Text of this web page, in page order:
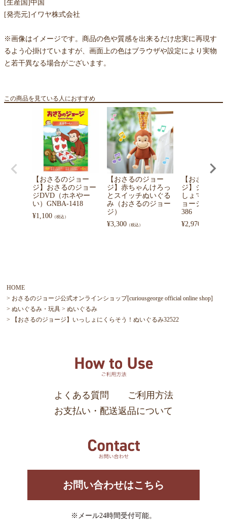
[生産国]中国
[発売元]イワヤ株式会社
※画像はイメージです。商品の色や質感を出来るだけ忠実に再現す
るよう心掛けていますが、画面上の色はブラウザや設定により実物
と若干異なる場合がございます。
この商品を見ている人におすすめ
【おさるのジョー
ジ】おさるのジョー
ジDVD（ホネやー
い）GNBA-1418
¥1,100 （税込）
【おさるのジョー
ジ】赤ちゃんけろっ
とスイッチぬいぐる
み（おさるのジョー
ジ）
¥3,300 （税込）
【おさるのジ
ジ】ジョージ
しょマスコッ
ョージとゾウ
386
¥2,970
HOME
おさるのジョージ公式オンラインショップ[curiousgeorge official online shop]
ぬいぐるみ・玩具
ぬいぐるみ
【おさるのジョージ】いっしょにくらそう！ぬいぐるみ32522
よくある質問
ご利用方法
お支払い・配送返品について
お問い合わせはこちら
※メール24時間受付可能。